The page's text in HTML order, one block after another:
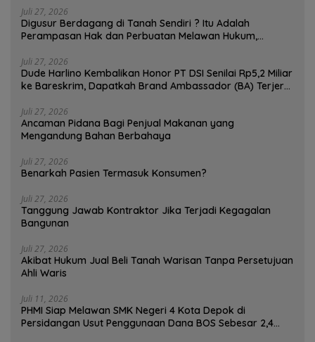
Juli 27, 2026
Digusur Berdagang di Tanah Sendiri ? Itu Adalah
Perampasan Hak dan Perbuatan Melawan Hukum,
Juli 27, 2026
Dude Harlino Kembalikan Honor PT DSI Senilai Rp5,2 Miliar
ke Bareskrim, Dapatkah Brand Ambassador (BA) Terjerat
Juli 27, 2026
Ancaman Pidana Bagi Penjual Makanan yang
Mengandung Bahan Berbahaya
Juli 27, 2026
Benarkah Pasien Termasuk Konsumen?
Juli 27, 2026
Tanggung Jawab Kontraktor Jika Terjadi Kegagalan
Bangunan
Juli 27, 2026
Akibat Hukum Jual Beli Tanah Warisan Tanpa Persetujuan
Ahli Waris
Juli 11, 2026
PHMI Siap Melawan SMK Negeri 4 Kota Depok di
Persidangan Usut Penggunaan Dana BOS Sebesar 2,4